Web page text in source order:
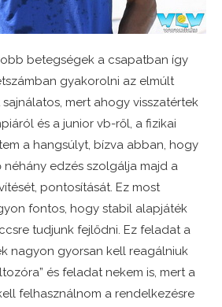
betegségek a csapatban így
gyakorolni az elmúlt
mert ahogy visszatértek
és a junior vb-ről, a fizikai
a hangsúlyt, bízva abban, hogy
néhány edzés szolgálja majd a
pontosítását. Ez most
fontos, hogy stabil alapjáték
tudjunk fejlődni. Ez feladat a
nagyon gyorsan kell reagálniuk
és feladat nekem is, mert a
felhasználnom a rendelkezésre